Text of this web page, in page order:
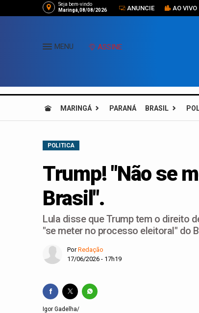
Seja bem-vindo
Maringá,08/08/2026
ANUNCIE AO VIVO
MENU ASSINE
MARINGÁ PARANÁ BRASIL
POLITICA
Trump! "Não se
Brasil".
Lula disse que Trump tem o direito
"se meter no processo eleitoral" do
PorRedação
17/06/2026 - 17h19
Igor Gadelha/